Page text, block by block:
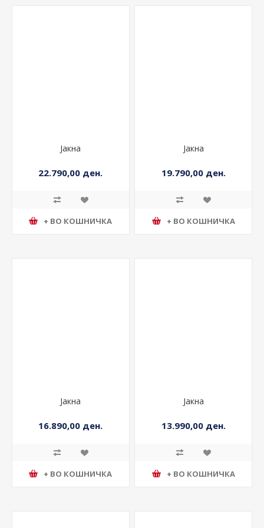
Јакна
22.790,00 ден.
+ ВО КОШНИЧКА
Јакна
19.790,00 ден.
+ ВО КОШНИЧКА
Јакна
16.890,00 ден.
+ ВО КОШНИЧКА
Јакна
13.990,00 ден.
+ ВО КОШНИЧКА